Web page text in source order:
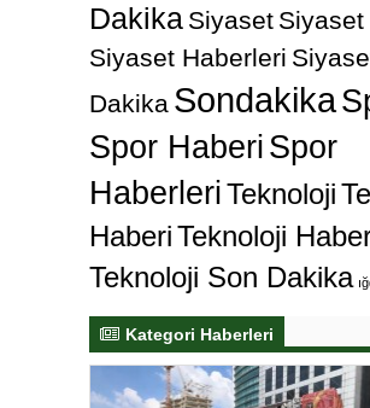
Dakika Siyaset Siyaset
Siyaset Haberleri
Dakika Sondakika
Spor Haberi Spor
HaberleriTeknoloji
HaberiTeknoloji
Teknoloji Son Dakika
Kategori Haberleri